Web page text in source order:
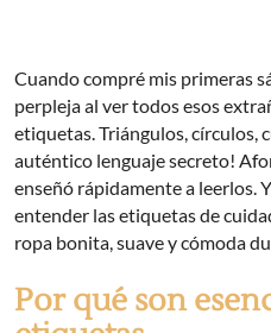
Cuando compré mis primeras
perpleja al ver todos esos
etiquetas. Triángulos, círculos,
auténtico lenguaje secreto!
enseñó rápidamente a leerlos.
entender las etiquetas de
ropa bonita, suave y cómoda
Por qué son